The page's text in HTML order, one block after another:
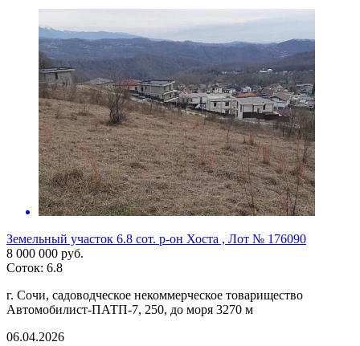
Земельный участок 6.8 сот. р-он Хоста , Лот № 176090
8 000 000 руб.
Соток: 6.8
г. Сочи, садоводческое некоммерческое товарищество
Автомобилист-ПАТП-7, 250, до моря 3270 м
06.04.2026